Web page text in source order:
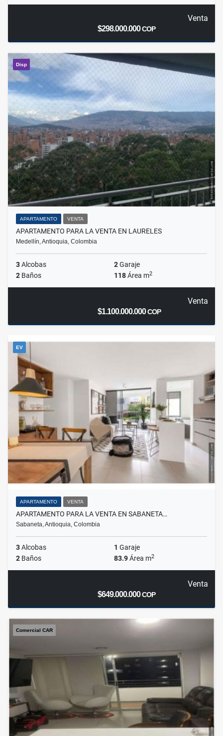
Venta
$298.000.000COP
Disp
APARTAMENTO VENTA
APARTAMENTO PARA LA VENTA EN LAURELES
Medellín, Antioquia, Colombia
3Alcobas 2Garaje
2 Baños 118Área m2
Venta
$1.100.000.000COP
EV
APARTAMENTO VENTA
APARTAMENTO PARA LA VENTA EN SABANETA…
Sabaneta, Antioquia, Colombia
3Alcobas 1 Garaje
2 Baños 83.9Área m2
Venta
$649.000.000COP
Comercial CAR